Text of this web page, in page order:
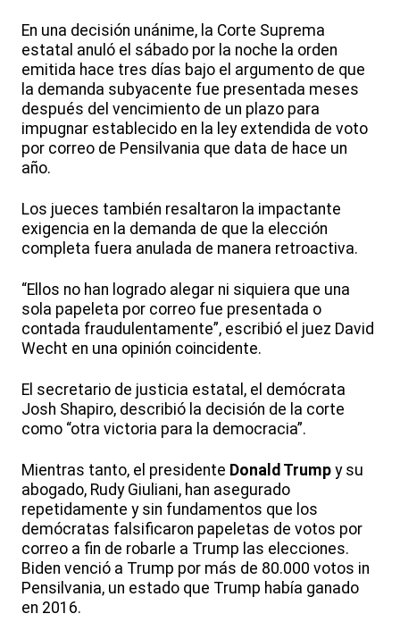
En una decisión unánime, la Corte Suprema
estatal anuló el sábado por la noche la orden
emitida hace tres días bajo el argumento de que
la demanda subyacente fue presentada meses
después del vencimiento de un plazo para
impugnar establecido en la ley extendida de voto
por correo de Pensilvania que data de hace un
año.
Los jueces también resaltaron la impactante
exigencia en la demanda de que la elección
completa fuera anulada de manera retroactiva.
“Ellos no han logrado alegar ni siquiera que una
sola papeleta por correo fue presentada o
contada fraudulentamente”, escribió el juez David
Wecht en una opinión coincidente.
El secretario de justicia estatal, el demócrata
Josh Shapiro, describió la decisión de la corte
como “otra victoria para la democracia”.
Mientras tanto, el presidente Donald Trump y su
abogado, Rudy Giuliani, han asegurado
repetidamente y sin fundamentos que los
demócratas falsificaron papeletas de votos por
correo a fin de robarle a Trump las elecciones.
Biden venció a Trump por más de 80.000 votos in
Pensilvania, un estado que Trump había ganado
en 2016.